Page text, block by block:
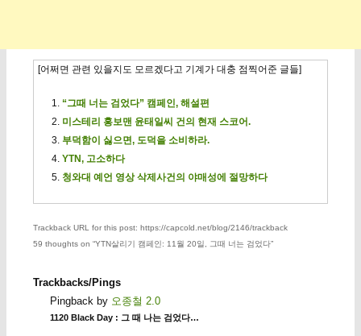
[어쩌면 관련 있을지도 모르겠다고 기계가 대충 점찍어준 글들]
“그때 너는 검었다” 캠페인, 해설편
미스테리 홍보맨 윤태일씨 건의 현재 스코어.
부덕함이 싫으면, 도덕을 소비하라.
YTN, 고소하다
청와대 예언 영상 삭제사건의 야매성에 절망하다
Trackback URL for this post: https://capcold.net/blog/2146/trackback
59 thoughts on “YTN살리기 캠페인: 11월 20일, 그때 너는 검었다”
Trackbacks/Pings
Pingback by 오종철 2.0
1120 Black Day : 그 때 나는 검었다…